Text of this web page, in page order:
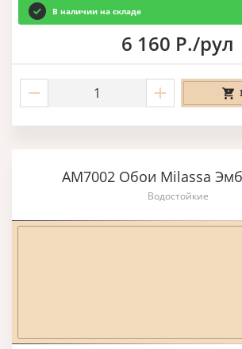
В наличии на складе
6 160 Р./рул
AM7002 Обои Milassa
Водостойкие